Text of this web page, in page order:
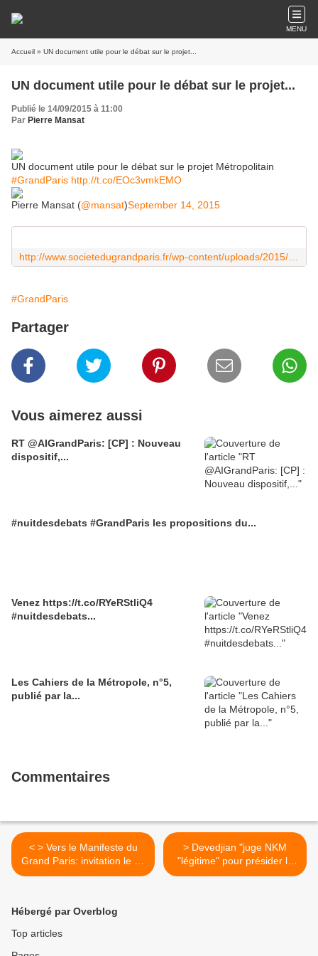
MENU
Accueil » UN document utile pour le débat sur le projet...
UN document utile pour le débat sur le projet...
Publié le 14/09/2015 à 11:00
Par Pierre Mansat
UN document utile pour le débat sur le projet Métropolitain
#GrandParis http://t.co/EOc3vmkEMO
Pierre Mansat (@mansat)September 14, 2015
#GrandParis
Partager
Vous aimerez aussi
RT @AIGrandParis: [CP] : Nouveau
dispositif,...
#nuitdesdebats #GrandParis les propositions du...
Venez https://t.co/RYeRStliQ4
#nuitdesdebats...
Les Cahiers de la Métropole, n°5,
publié par la...
Commentaires
< > Vers le Manifeste du
Grand Paris: invitation le 12
octobre
> Devedjian "juge NKM
"légitime" pour présider la
Métropole du Grand
Hébergé par Overblog
Top articles